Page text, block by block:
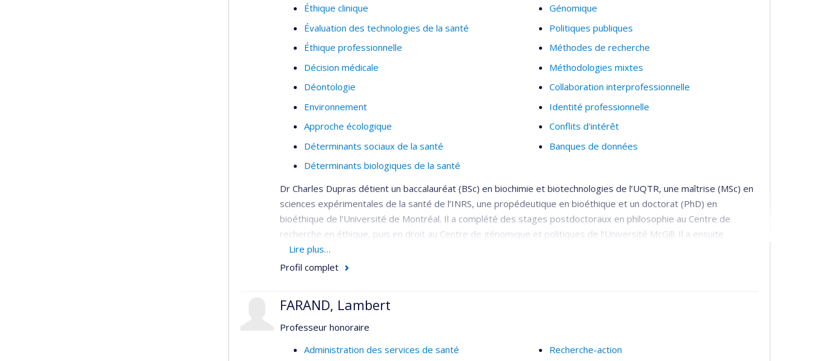
Éthique clinique
Évaluation des technologies de la santé
Éthique professionnelle
Décision médicale
Déontologie
Environnement
Approche écologique
Déterminants sociaux de la santé
Déterminants biologiques de la santé
Génomique
Politiques publiques
Méthodes de recherche
Méthodologies mixtes
Collaboration interprofessionnelle
Identité professionnelle
Conflits d'intérêt
Banques de données
Dr Charles Dupras détient un baccalauréat (BSc) en biochimie et biotechnologies de l’UQTR, une maîtrise (MSc) en
sciences expérimentales de la santé de l’INRS, une propédeutique en bioéthique et un doctorat (PhD) en
bioéthique de l’Université de Montréal. Il a complété des stages postdoctoraux en philosophie au Centre de
recherche en éthique, puis en droit au Centre de génomique et politiques de l’Université McGill. Il a ensuite
travaillé comme conseiller principal en éthique de la recherche au Secrétariat sur la conduite responsable de la
recherche, pour les organismes fédéraux de financement de la recherche (IRSC, CRSH, CRSNG).
sociaux (INESSS) et au comité d’éthique de la recherche de Santé Canada et de l’Agence de la santé publique du
l’Observatoire international de la discrimination génétique, et au Bioethics Workgroup de l’International Human
Epigenome Consortium (IHEC). Il est professeur adjoint au département de médecine sociale et préventive
Lire plus…
Profil complet
FARAND, Lambert
Professeur honoraire
Administration des services de santé
Recherche-action